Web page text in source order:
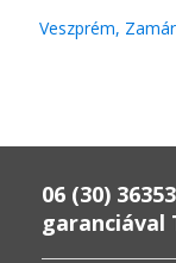
Veszprém,
06 (30)
garanciával